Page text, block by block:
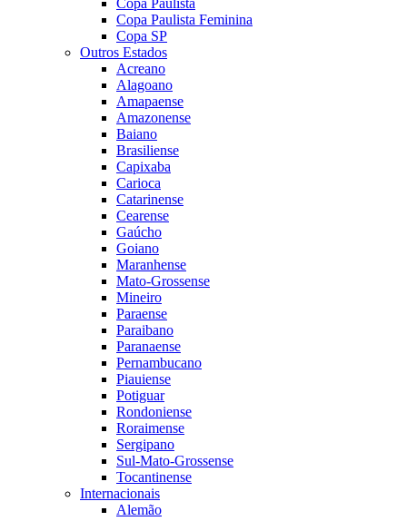
Copa Paulista Feminina
Copa SP
Outros Estados
Acreano
Alagoano
Amapaense
Amazonense
Baiano
Brasiliense
Capixaba
Carioca
Catarinense
Cearense
Gaúcho
Goiano
Maranhense
Mato-Grossense
Mineiro
Paraense
Paraibano
Paranaense
Pernambucano
Piauiense
Potiguar
Rondoniense
Roraimense
Sergipano
Sul-Mato-Grossense
Tocantinense
Internacionais
Alemão